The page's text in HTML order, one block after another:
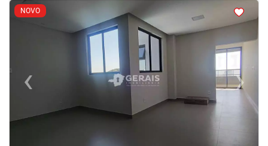
NOVO
< <<<
‹Previous ›Next